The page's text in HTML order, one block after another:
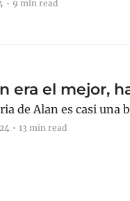
• 9 min read
era el mejor,
de Alan es casi una
• 13 min read